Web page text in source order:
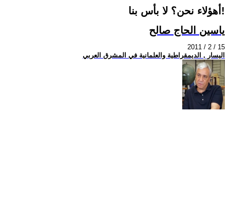
أهؤلاء نحن؟ لا بأس بنا!
ياسين الحاج صالح
2011 / 2 / 15
اليسار , الديمقراطية والعلمانية في المشرق العربي